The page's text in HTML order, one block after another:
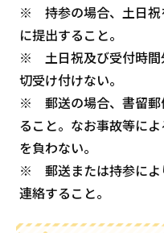
※ 持参の場合、土日祝
に提出すること。
※ 土日祝及び受付時間
切受け付けない。
※ 郵送の場合、書留郵
ること。なお事故等に
を負わない。
※ 郵送または持参によ
連絡すること。